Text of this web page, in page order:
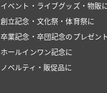
イベント・ライブグッズ・物販
創立記念・文化祭・体育祭に
卒業記念・卒団記念のプレゼン
ホールインワン記念に
ノベルティ・販促品に